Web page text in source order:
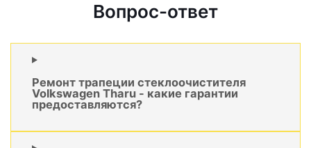
Вопрос-ответ
Ремонт трапеции стеклоочистителя
Volkswagen Tharu - какие гарантии
предоставляются?